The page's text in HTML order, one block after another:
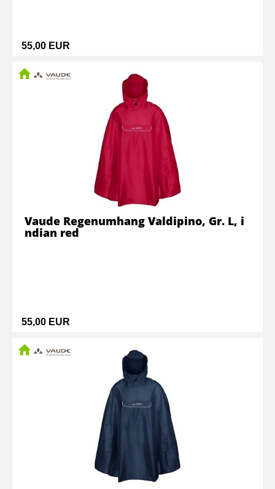
55,00 EUR
55,00 EUR
Vaude Regenumhang Valdipino, Gr. L, i
ndian red